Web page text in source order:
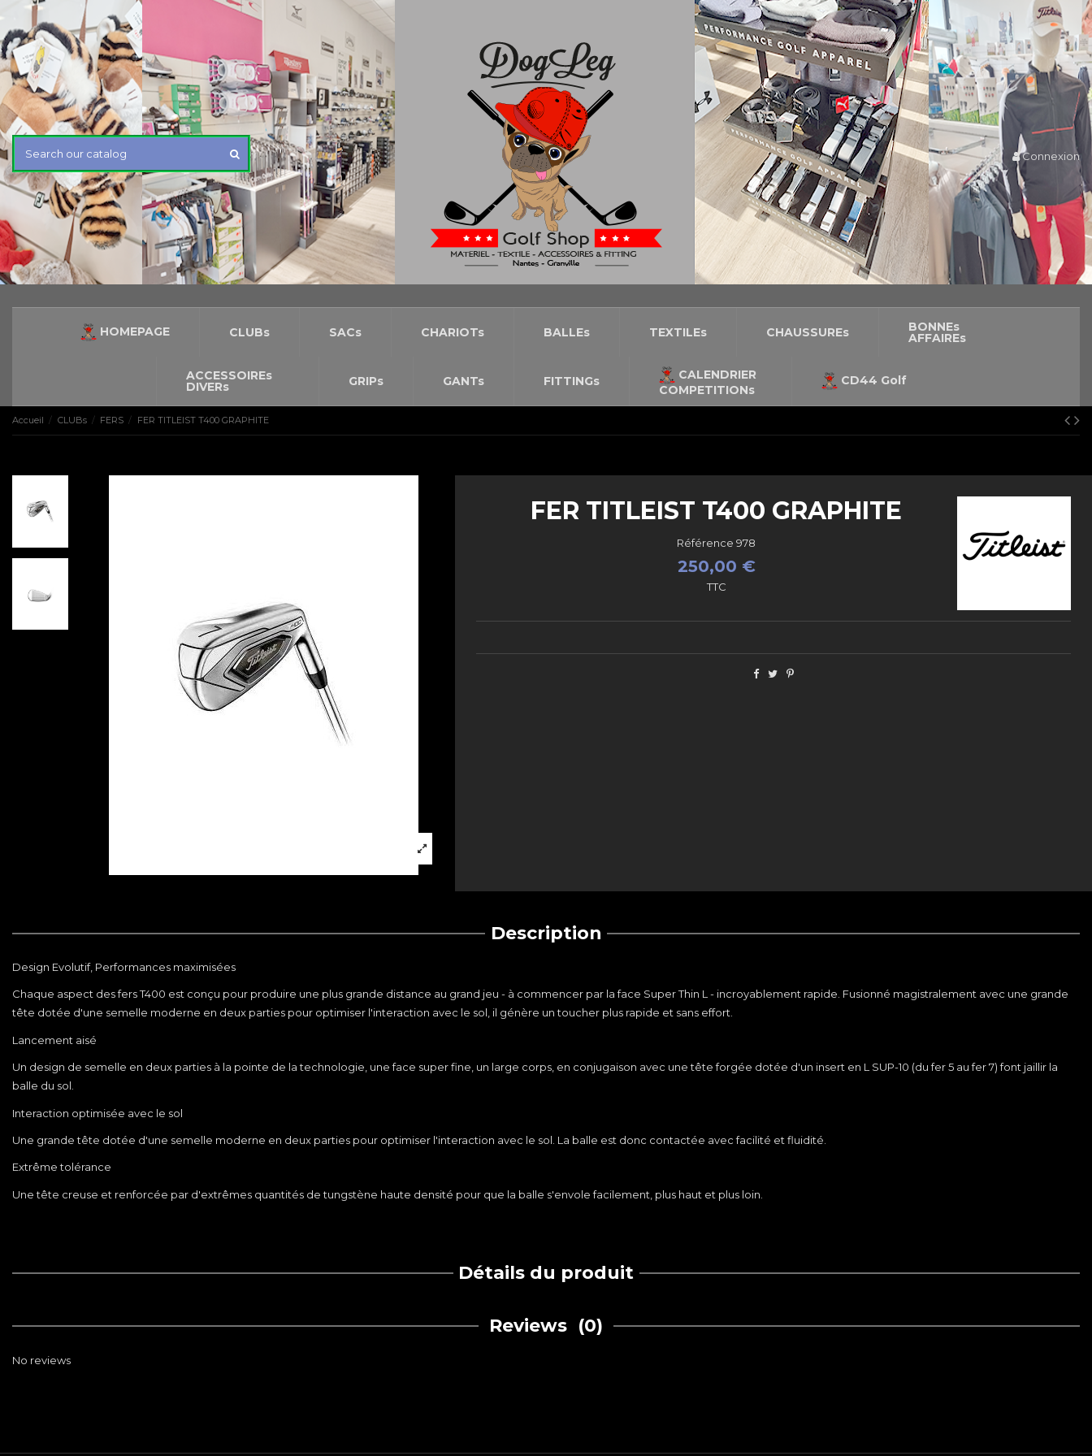
Connexion
HOMEPAGE CLUBs SACs CHARIOTs BALLEs TEXTILEs CHAUSSUREs BONNEs
AFFAIREs
ACCESSOIREs
DIVERs GRIPs GANTs FITTINGs
CALENDRIER
COMPETITIONs
CD44 Golf
Accueil CLUBs FERS FER TITLEIST T400 GRAPHITE
FER TITLEIST T400 GRAPHITE
Référence 978
250,00 €
TTC
Description
Design Evolutif, Performances maximisées
Chaque aspect des fers T400 est conçu pour produire une plus grande distance au grand jeu - à commencer par la face Super Thin L - incroyablement rapide. Fusionné magistralement avec une grande
tête dotée d'une semelle moderne en deux parties pour optimiser l'interaction avec le sol, il génère un toucher plus rapide et sans effort.
Lancement aisé
Un design de semelle en deux parties à la pointe de la technologie, une face super fine, un large corps, en conjugaison avec une tête forgée dotée d'un insert en L SUP-10 (du fer 5 au fer 7) font jaillir la
balle du sol.
Interaction optimisée avec le sol
Une grande tête dotée d'une semelle moderne en deux parties pour optimiser l'interaction avec le sol. La balle est donc contactée avec facilité et fluidité.
Extrême tolérance
Une tête creuse et renforcée par d'extrêmes quantités de tungstène haute densité pour que la balle s'envole facilement, plus haut et plus loin.
Détails du produit
Reviews (0)
No reviews